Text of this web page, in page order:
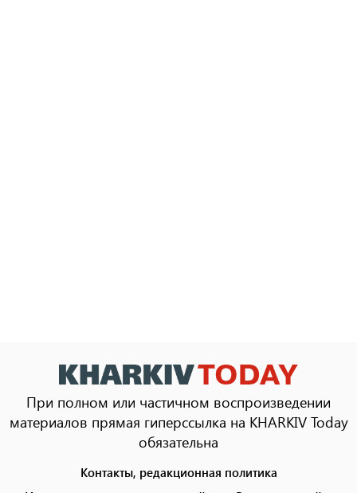
При полном или частичном воспроизведении
материалов прямая гиперссылка на KHARKIV Today
обязательна
Контакты, редакционная политика